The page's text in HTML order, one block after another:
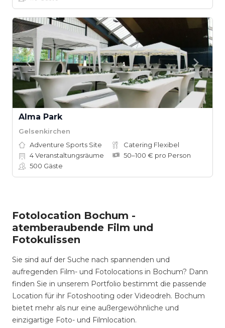
Alma Park
Gelsenkirchen
Adventure Sports Site
Catering Flexibel
4Veranstaltungsräume
50–100 € pro Person
500 Gäste
Fotolocation Bochum -
atemberaubende Film und
Fotokulissen
Sie sind auf der Suche nach spannenden und
aufregenden Film- und Fotolocations in Bochum? Dann
finden Sie in unserem Portfolio bestimmt die passende
Location für ihr Fotoshooting oder Videodreh. Bochum
bietet mehr als nur eine außergewöhnliche und
einzigartige Foto- und Filmlocation.